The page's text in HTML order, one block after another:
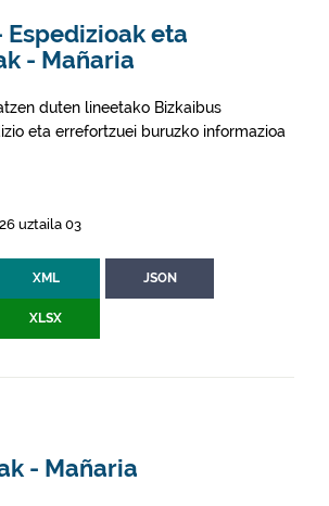
Espedizioak eta
- Mañaria
duten lineetako Bizkaibus
eta errefortzuei buruzko informazioa
uztaila 03
XML JSON
XLSX
- Mañaria